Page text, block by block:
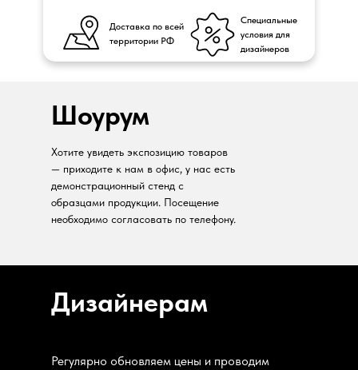
Доставка по всей
территории РФ
Специальные
условия для
дизайнеров
Шоурум
Хотите увидеть экспозицию товаров
— приходите к нам в офис, у нас есть
демонстрационный стенд с
образцами продукции. Посещение
необходимо согласовать по телефону.
Дизайнерам
Регулярно обновляем цены и проводим